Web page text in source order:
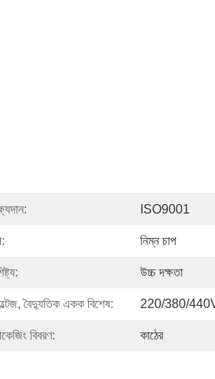
ISO9001
নিম্ন চাপ
উচ্চ দক্ষতা
বৈদ্যুতিক একক বিশেষ: 220/380/
বিবরণ: কাঠের